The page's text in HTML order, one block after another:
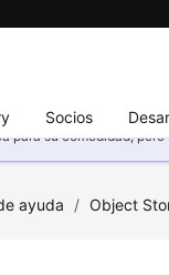
Socios
para su comodidad,
ayuda / Object